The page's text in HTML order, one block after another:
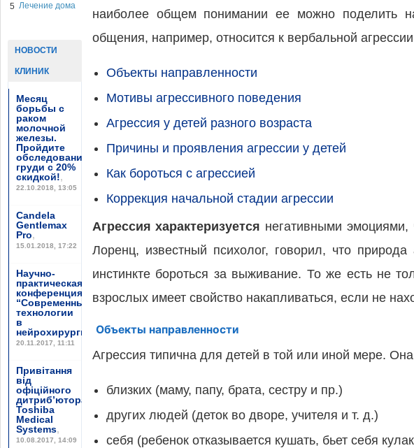
5 Лечение дома
НОВОСТИ
КЛИНИК
Месяц
борьбы с
раком
молочной
железы.
Пройдите
обследование
груди с 20%
скидкой!,
22.10.2018, 13:05
Candela
Gentlemax
Pro,
15.01.2018, 17:22
Научно-
практическая
конференция
“Современные
технологии
в
нейрохирургии”,
20.11.2017, 11:11
Привітання
від
офіційного
дитриб’ютора
Toshiba
Medical
Systems,
10.08.2017, 14:09
наиболее общем понимании ее можно поделить
общения, например, относится к вербальной
Объекты направленности
Мотивы агрессивного поведения
Агрессия у детей разного возраста
Причины и проявления агрессии у детей
Как бороться с агрессией
Коррекция начальной стадии агрессии
Агрессия характеризуется негативными эмоциями,
Лоренц, известный психолог, говорил, что
инстинкте бороться за выживание. То же есть не
взрослых имеет свойство накапливаться, если не
Объекты направленности
Агрессия типична для детей в той или иной мере.
близких (маму, папу, брата, сестру и пр.)
других людей (деток во дворе, учителя и т. д.)
себя (ребенок отказывается кушать, бьет себя